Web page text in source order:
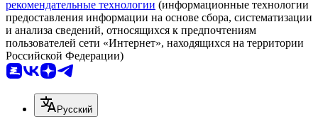
рекомендательные технологии (информационные технологии
предоставления информации на основе сбора, систематизации
и анализа сведений, относящихся к предпочтениям
пользователей сети «Интернет», находящихся на территории
Российской Федерации)
Русский